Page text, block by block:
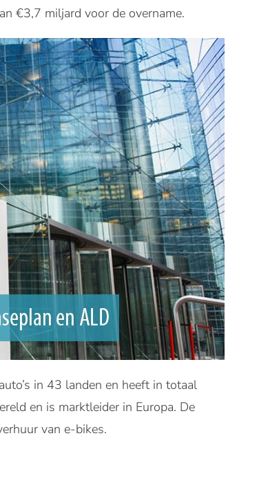
€3,7 miljard voor de overname.
in 43 landen en heeft in totaal
en is marktleider in Europa. De
van e-bikes.